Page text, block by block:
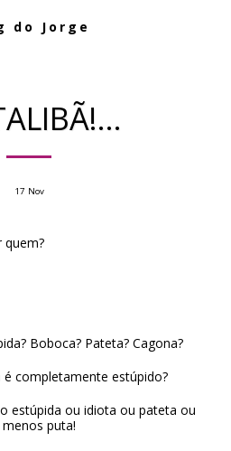
do Jorge
17 Nov
quem?
Boboca? Pateta? Cagona?
completamente estúpido?
estúpida ou idiota ou pateta ou
puta!